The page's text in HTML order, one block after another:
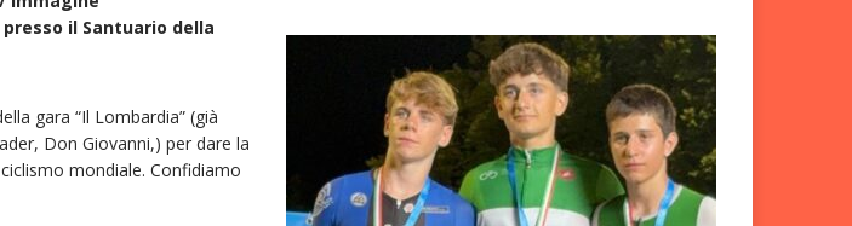
il Santuario della
gara “Il Lombardia” (già
Don Giovanni,) per dare la
mondiale. Confidiamo